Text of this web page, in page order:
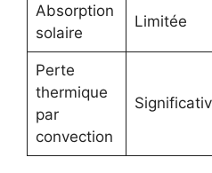
Absorption
solaire
Limitée
Perte
thermique
par
convection